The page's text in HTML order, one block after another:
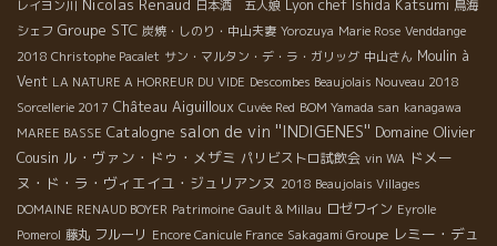
レイヨン川 Nicolas Renaud 日本酒 五人娘 Lyon chef Ishida Katsumi 鳥海
シェフ Groupe STC 炭焼・しのり・中山夫妻 Yorozuya Marie Rose Venddange
2018 Christophe Pacalet サン・マルタン・デ・ラ・ガリッグ 中山さん Moulin à
Vent LA NATURE A HORREUR DU VIDE Descombes Beaujolais Nouveau 2018
Sorcellerie 2017 Château Aiguilloux Cuvée Red BOM Yamada san kanagawa
MAREE BASSE Catalogne salon de vin ''INDIGENES'' Domaine Olivier
Cousin ル・ヴァン・ドゥ・メザミ パリビストロ試飲会 vin WA ドメー
ヌ・ド・ラ・ヴィエイユ・ジュリアンヌ 2018 Beaujolais Villages
DOMAINE RENAUD BOYER Patrimoine Gault & Millau ロゼワイン Eyrolle
Pomerol 藤丸 フルーリ Encore Canicule France Sakagami Groupe レミー・デュ